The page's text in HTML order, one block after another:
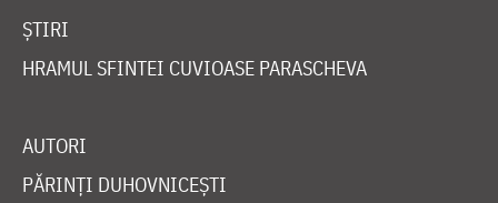
ȘTIRI
HRAMUL SFINTEI CUVIOASE PARASCHEVA
AUTORI
PĂRINȚI DUHOVNICEȘTI